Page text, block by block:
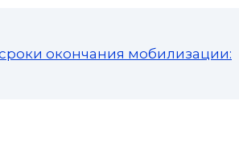
окончания мобилизации: